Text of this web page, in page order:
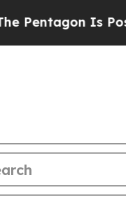
Posting Cryptic